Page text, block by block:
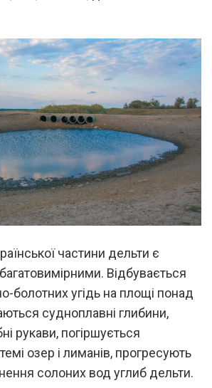
частини дельти є
Відбувається
болотних угідь на площі понад
судноплавні глибини,
рукави, погіршується
озер і лиманів, прогресують
солоних вод углиб дельти.